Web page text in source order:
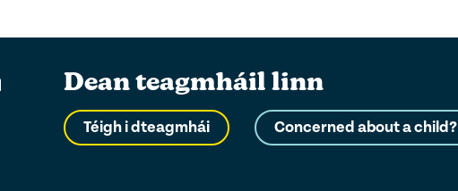
Dean teagmháil linn
Téigh i dteagmhái Concerned about a child?